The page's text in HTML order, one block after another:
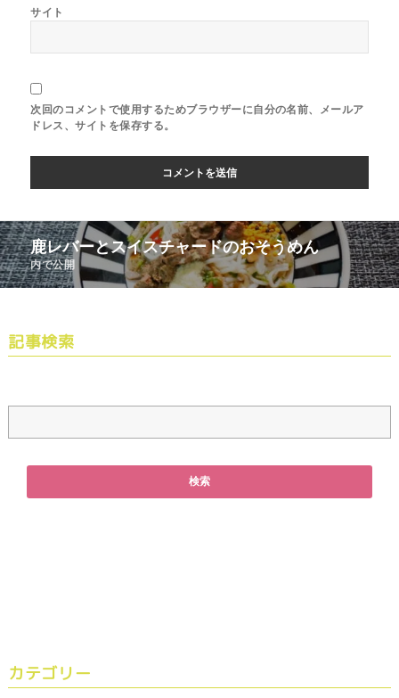
サイト
次回のコメントで使用するためブラウザーに自分の名前、メールア
ドレス、サイトを保存する。
鹿レバーとスイスチャードのおそうめん
内で公開
記事検索
カテゴリー